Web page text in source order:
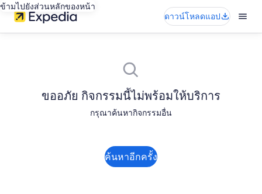
ข้ามไปยังส่วนหลักของหน้า
ดาวน์โหลดแอป
ขออภัย กิจกรรมนี้ไม่พร้อมให้บริการ
กรุณาค้นหากิจกรรมอื่น
ค้นหาอีกครั้ง